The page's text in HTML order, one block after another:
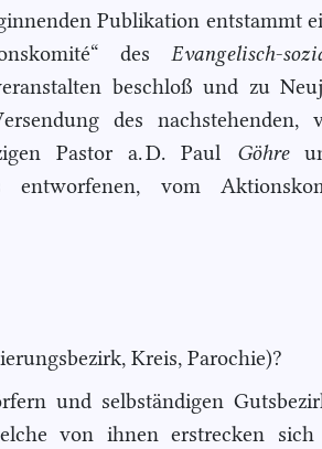
Publikation entstammt
des Evangelisch-so
beschloß und zu
des nachstehenden,
Pastor a. D. Paul Göhre
entworfenen, vom
Kreis, Parochie)?
und selbständigen
von ihnen erstrecken sich